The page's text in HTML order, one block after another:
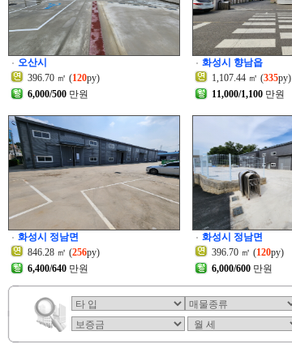
오산시
396.70 ㎡ (120py)
6,000/500 만원
화성시 향남읍
1,107.44 ㎡ (335py)
11,000/1,100 만원
화성시 정남면
846.28 ㎡ (256py)
6,400/640 만원
화성시 정남면
396.70 ㎡ (120py)
6,000/600 만원